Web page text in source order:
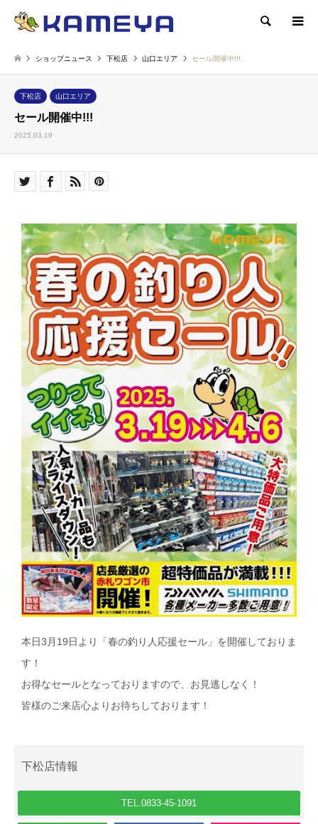
検索
ショップニュース 下松店 山口エリア セール開催中!!!
下松店 山口エリア
セール開催中!!!
2025.03.19
本日3月19日より「春の釣り人応援セール」を開催しておりま
す！
お得なセールとなっておりますので、お見逃しなく！
皆様のご来店心よりお待ちしております！
下松店情報
TEL.0833-45-1091